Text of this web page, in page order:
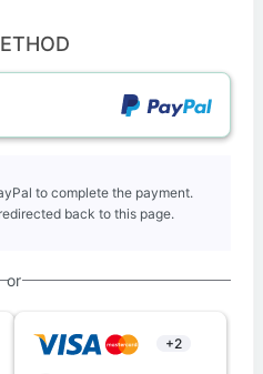
to complete the payment.
back to this page.
or
+2